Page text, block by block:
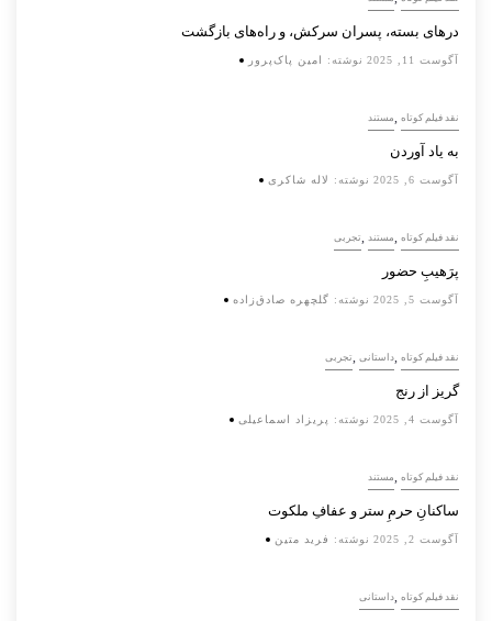
درهای بسته، پسران سرکش، و راه‌های بازگشت
نوشته: امین پاک‌پرور آگوست 11, 2025
مستند, نقد فیلم کوتاه
به یاد آوردن
نوشته: لاله شاکری آگوست 6, 2025
تجربی, مستند, نقد فیلم کوتاه
پرَهیب‌ِ حضور
نوشته: گلچهره صادق‌زاده آگوست 5, 2025
تجربی, داستانی, نقد فیلم کوتاه
گریز از رنج
نوشته: پریزاد اسماعیلی آگوست 4, 2025
مستند, نقد فیلم کوتاه
ساکنانِ حرمِ ستر و عفافِ ملکوت
نوشته: فرید متین آگوست 2, 2025
داستانی, نقد فیلم کوتاه